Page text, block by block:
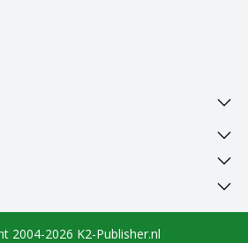
2004-2026 K2-Publisher.nl